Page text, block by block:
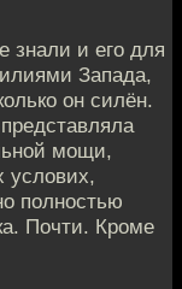
знали и его для
Запада,
он силён.
мощи,
услових,
полностью
Почти. Кроме